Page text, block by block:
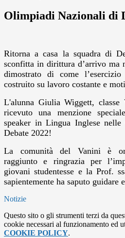
Olimpiadi Nazionali di
Ritorna a casa la squadra di
sconfitta in dirittura d’arrivo ma
dimostrato di come
costruito su lavoro costante e
L'alunna Giulia Wiggett,
ricevuto una menzione
speaker in Lingua Inglese
Debate 2022!
La comunità del Vanini è
raggiunto e ringrazia per
giovani studentesse e la Prof.
sapientemente ha saputo guidare
Notizie
Questo sito o gli strumenti terzi da
cookie necessari al funzionamento ed
COOKIE POLICY.